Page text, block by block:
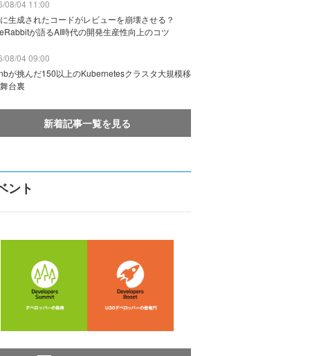
08/04 11:00
生成されたコードがレビューを崩壊させる？
が語るAI時代の開発生産性向上のコツ
08/04 09:00
が挑んだ150以上のKubernetesクラスタ大規模移
台裏
新着記事一覧を見る
ント